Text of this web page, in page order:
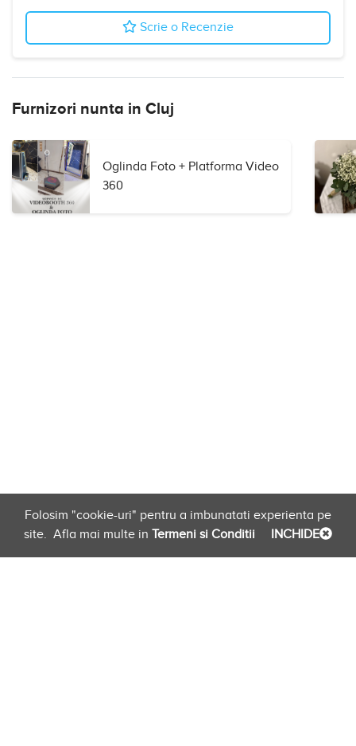
Scrie o Recenzie
Furnizori nunta in Cluj
Oglinda Foto + Platforma Video
360
Folosim "cookie-uri" pentru a imbunatati experienta pe
site. Afla mai multe in Termeni si Conditii INCHIDE